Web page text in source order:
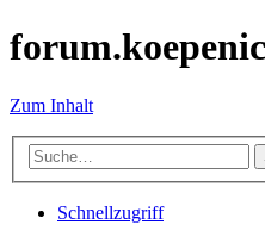
Zum Inhalt
Schnellzugriff